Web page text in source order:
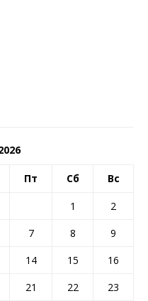
Пт Сб Вс
1
2
7 8
9
14 15
16
21 22
23